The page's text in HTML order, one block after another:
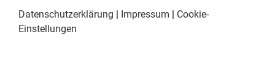
Datenschutzerklärung Impressum
Cookie-
Einstellungen